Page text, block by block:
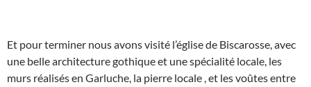
Et pour terminer nous avons visité l’église de Biscarosse, avec
une belle architecture gothique et une spécialité locale, les
murs réalisés en Garluche, la pierre locale , et les voûtes entre